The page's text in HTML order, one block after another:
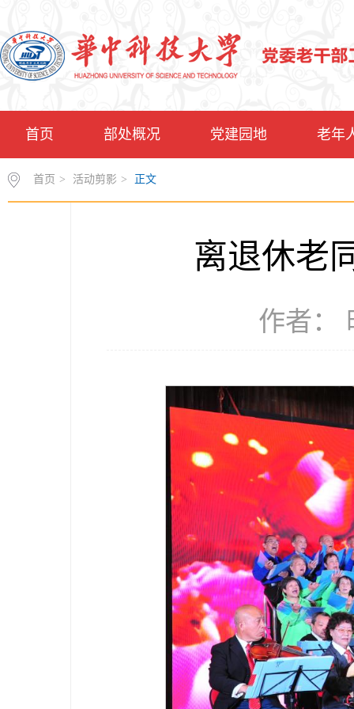
首页 部处概况 党建园地 老年
首页 > 活动剪影 > 正文
离退休老
作者：